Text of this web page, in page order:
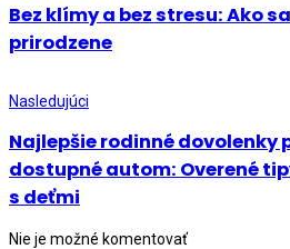
Bez klímy a bez stresu: Ako
prirodzene
Nasledujúci
Najlepšie rodinné dovolenky
dostupné autom: Overené
s deťmi
Nie je možné komentovať